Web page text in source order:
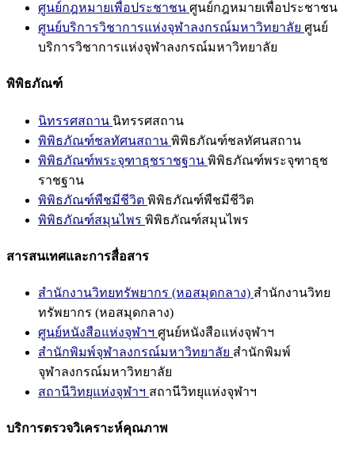
ศูนย์กฎหมายเพื่อประชาชน ศูนย์กฎหมายเพื่อประชาชน
ศูนย์บริการวิชาการแห่งจุฬาลงกรณ์มหาวิทยาลัย ศูนย์
บริการวิชาการแห่งจุฬาลงกรณ์มหาวิทยาลัย
พิพิธภัณฑ์
นิทรรศสถาน นิทรรศสถาน
พิพิธภัณฑ์ชลทัศนสถาน พิพิธภัณฑ์ชลทัศนสถาน
พิพิธภัณฑ์พระจุฑาธุชราชฐาน พิพิธภัณฑ์พระจุฑาธุช
ราชฐาน
พิพิธภัณฑ์พืชมีชีวิต พิพิธภัณฑ์พืชมีชีวิต
พิพิธภัณฑ์สมุนไพร พิพิธภัณฑ์สมุนไพร
สารสนเทศและการสื่อสาร
สำนักงานวิทยทรัพยากร (หอสมุดกลาง) สำนักงานวิทย
ทรัพยากร (หอสมุดกลาง)
ศูนย์หนังสือแห่งจุฬาฯ ศูนย์หนังสือแห่งจุฬาฯ
สำนักพิมพ์จุฬาลงกรณ์มหาวิทยาลัย สำนักพิมพ์
จุฬาลงกรณ์มหาวิทยาลัย
สถานีวิทยุแห่งจุฬาฯ สถานีวิทยุแห่งจุฬาฯ
บริการตรวจวิเคราะห์คุณภาพ